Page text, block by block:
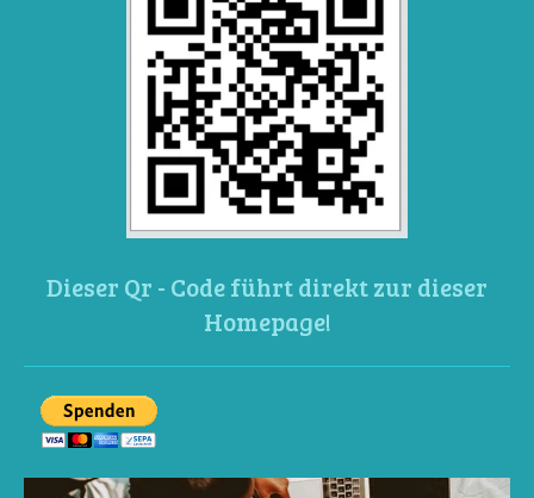
Dieser Qr - Code führt direkt zur dieser
Homepage!